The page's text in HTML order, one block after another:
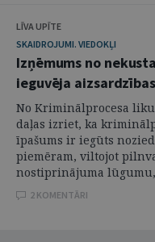
LĪVA UPĪTE
SKAIDROJUMI. VIEDOKĻI
Izņēmums no
ieguvēja aizsardzības
No Kriminālprocesa
daļas izriet, ka
īpašums ir iegūts
piemēram, viltojot
nostiprinājuma lūgumu,
2 KOMENTĀRI